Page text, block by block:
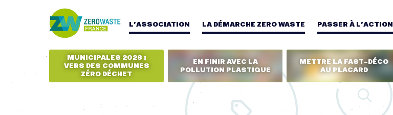
L’ASSOCIATION LA DÉMARCHE ZERO WASTE PASSER À L’ACTION
MUNICIPALES 2026 :
VERS DES COMMUNES
ZÉRO DÉCHET
EN FINIR AVEC LA
POLLUTION PLASTIQUE
METTRE LA FAST-DÉCO
AU PLACARD